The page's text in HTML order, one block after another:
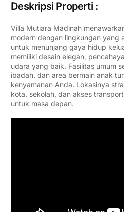
Deskripsi Properti :
Villa Mutiara Madinah
modern dengan lingkungan yang
untuk menunjang gaya hidup
memiliki desain elegan,
udara yang baik. Fasilitas umum
ibadah, dan area bermain anak
kenyamanan Anda. Lokasinya
kota, sekolah, dan akses
untuk masa depan.